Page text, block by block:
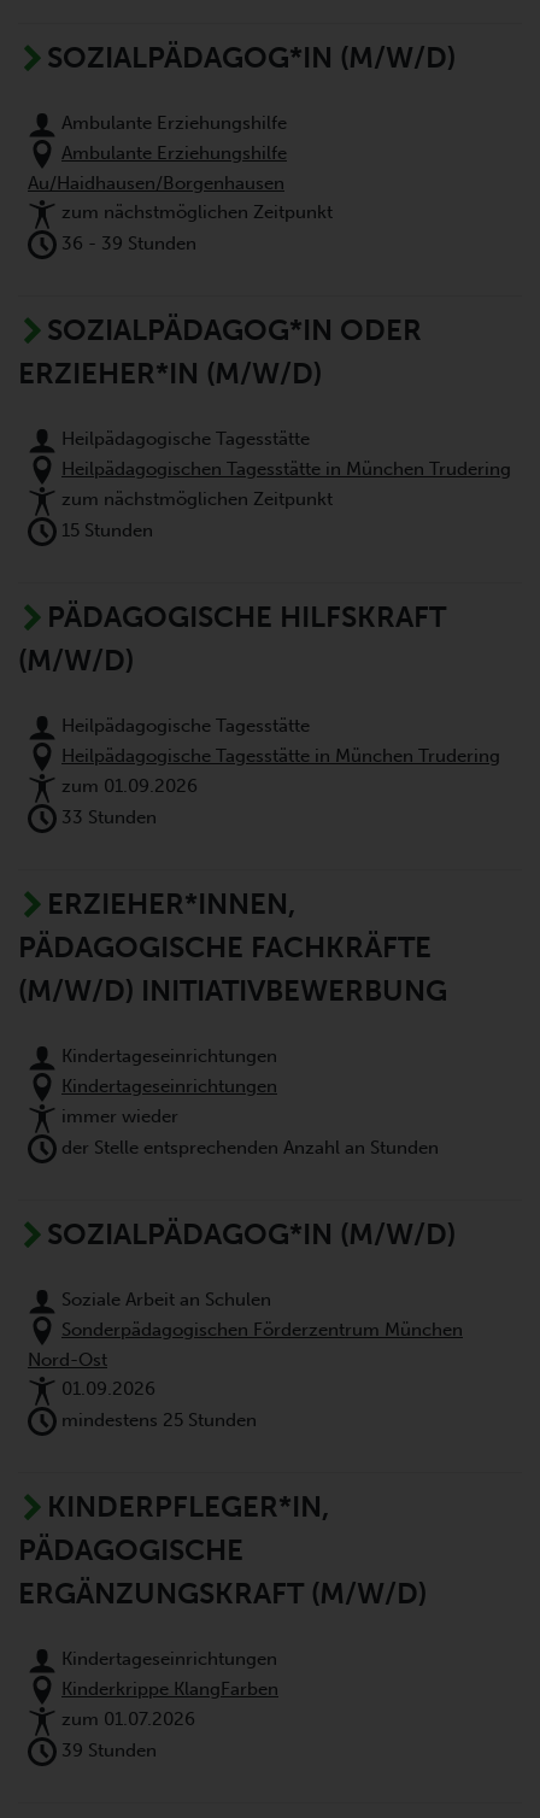
SOZIALPÄDAGOG*IN (M/W/D)
Ambulante Erziehungshilfe
Ambulante Erziehungshilfe
Au/Haidhausen/Borgenhausen
zum nächstmöglichen Zeitpunkt
36 - 39 Stunden
SOZIALPÄDAGOG*IN ODER
ERZIEHER*IN (M/W/D)
Heilpädagogische Tagesstätte
Heilpädagogischen Tagesstätte in München Trudering
zum nächstmöglichen Zeitpunkt
15 Stunden
PÄDAGOGISCHE HILFSKRAFT
(M/W/D)
Heilpädagogische Tagesstätte
Heilpädagogische Tagesstätte in München Trudering
zum 01.09.2026
33 Stunden
ERZIEHER*INNEN,
PÄDAGOGISCHE FACHKRÄFTE
(M/W/D) INITIATIVBEWERBUNG
Kindertageseinrichtungen
Kindertageseinrichtungen
immer wieder
der Stelle entsprechenden Anzahl an Stunden
SOZIALPÄDAGOG*IN (M/W/D)
Soziale Arbeit an Schulen
Sonderpädagogischen Förderzentrum München
Nord-Ost
01.09.2026
mindestens 25 Stunden
KINDERPFLEGER*IN,
PÄDAGOGISCHE
ERGÄNZUNGSKRAFT (M/W/D)
Kindertageseinrichtungen
Kinderkrippe KlangFarben
zum 01.07.2026
39 Stunden